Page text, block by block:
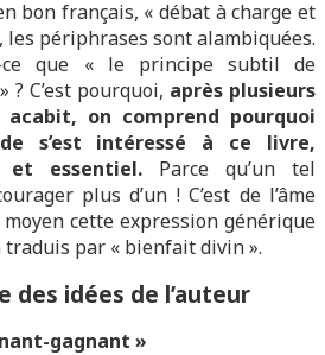
bon français, « débat à charge et
les périphrases sont alambiquées.
ce que « le principe subtil de
C’est pourquoi, après plusieurs
on comprend pourquoi
s’est intéressé à ce livre,
et essentiel. Parce qu’un tel
plus d’un ! C’est de l’âme
cette expression générique
traduis par « bienfait divin ».
des idées de l’auteur
gagnant »